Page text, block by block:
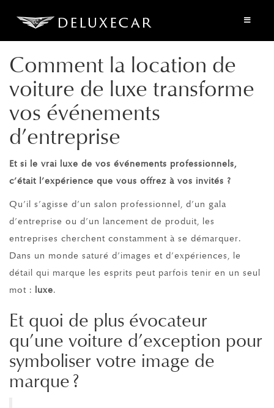
Comment la location de
voiture de luxe transforme
vos événements
d’entreprise
Et si le vrai luxe de vos événements professionnels,
c’était l’expérience que vous offrez à vos invités ?
Qu’il s’agisse d’un salon professionnel, d’un gala
d’entreprise ou d’un lancement de produit, les
entreprises cherchent constamment à se démarquer.
Dans un monde saturé d’images et d’expériences, le
détail qui marque les esprits peut parfois tenir en un seul
mot : luxe.
Et quoi de plus évocateur
qu’une voiture d’exception pour
symboliser votre image de
marque ?